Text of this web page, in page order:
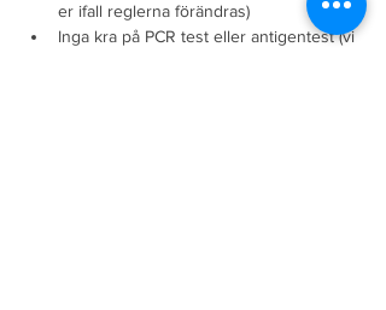
er ifall reglerna förändras)
Inga kra på PCR test eller antigentest (vi